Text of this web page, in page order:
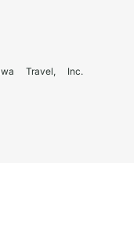
Travel, Inc.